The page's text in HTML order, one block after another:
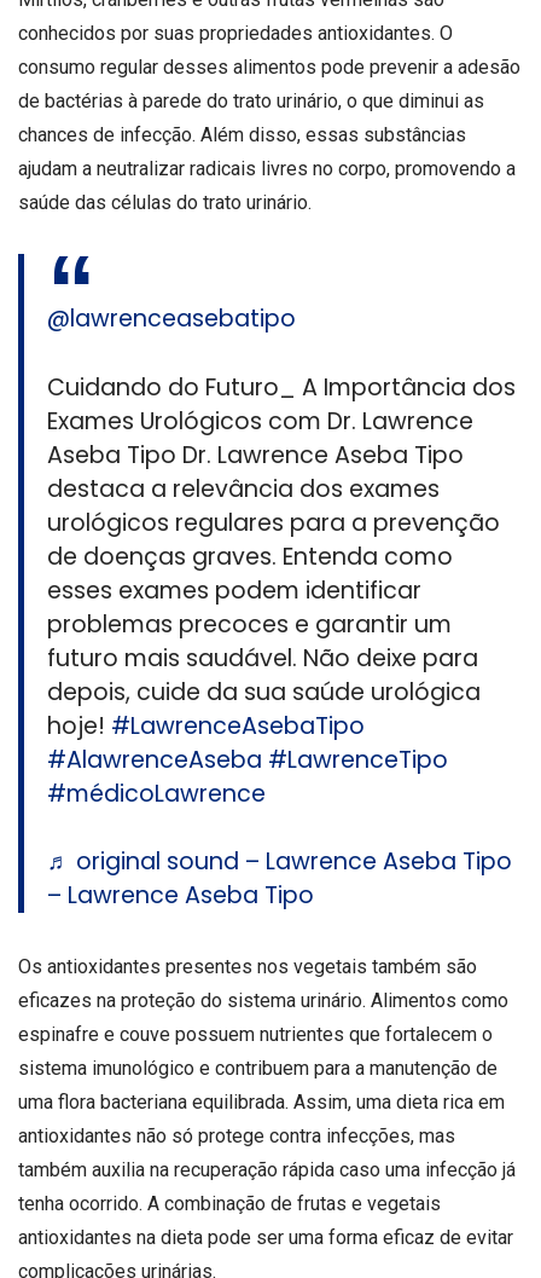
conhecidos por suas propriedades antioxidantes. O
consumo regular desses alimentos pode prevenir a adesão
de bactérias à parede do trato urinário, o que diminui as
chances de infecção. Além disso, essas substâncias
ajudam a neutralizar radicais livres no corpo, promovendo a
saúde das células do trato urinário.
@lawrenceasebatipo
Cuidando do Futuro_ A Importância dos
Exames Urológicos com Dr. Lawrence
Aseba Tipo Dr. Lawrence Aseba Tipo
destaca a relevância dos exames
urológicos regulares para a prevenção
de doenças graves. Entenda como
esses exames podem identificar
problemas precoces e garantir um
futuro mais saudável. Não deixe para
depois, cuide da sua saúde urológica
hoje! #LawrenceAsebaTipo
#AlawrenceAseba #LawrenceTipo
#médicoLawrence
♬ original sound – Lawrence Aseba Tipo
– Lawrence Aseba Tipo
Os antioxidantes presentes nos vegetais também são
eficazes na proteção do sistema urinário. Alimentos como
espinafre e couve possuem nutrientes que fortalecem o
sistema imunológico e contribuem para a manutenção de
uma flora bacteriana equilibrada. Assim, uma dieta rica em
antioxidantes não só protege contra infecções, mas
também auxilia na recuperação rápida caso uma infecção já
tenha ocorrido. A combinação de frutas e vegetais
antioxidantes na dieta pode ser uma forma eficaz de evitar
complicações urinárias.